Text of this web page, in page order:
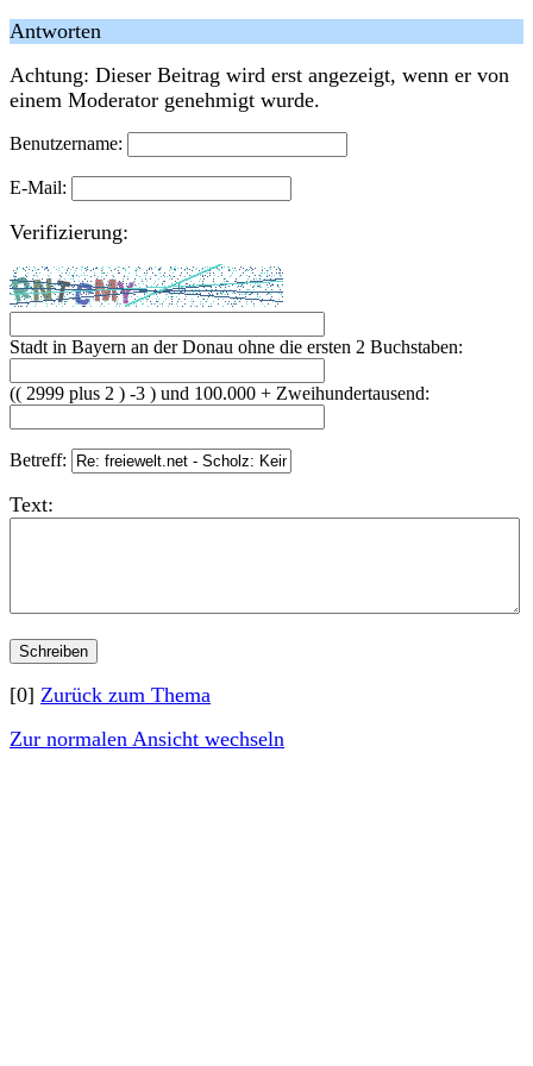
Antworten
Achtung: Dieser Beitrag wird erst angezeigt, wenn er von
einem Moderator genehmigt wurde.
Benutzername:
E-Mail:
Verifizierung:
Stadt in Bayern an der Donau ohne die ersten 2 Buchstaben:
(( 2999 plus 2 ) -3 ) und 100.000 + Zweihundertausend:
Betreff:
Text:
[0] Zurück zum Thema
Zur normalen Ansicht wechseln